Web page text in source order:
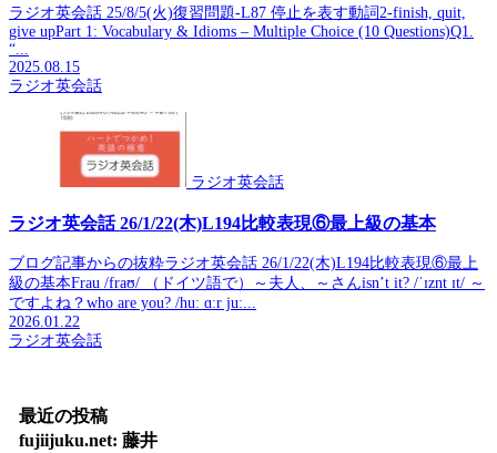
ラジオ英会話 25/8/5(火)復習問題-L87 停止を表す動詞2-finish, quit,
give upPart 1: Vocabulary & Idioms – Multiple Choice (10 Questions)Q1.
“...
2025.08.15
ラジオ英会話
ラジオ英会話
ラジオ英会話 26/1/22(木)L194比較表現⑥最上級の基本
ブログ記事からの抜粋ラジオ英会話 26/1/22(木)L194比較表現⑥最上
級の基本Frau /fraʊ/ （ドイツ語で）～夫人、～さんisn’t it? /ˈɪznt ɪt/ ～
ですよね？who are you? /huː ɑːr juː...
2026.01.22
ラジオ英会話
最近の投稿
fujiijuku.net: 藤井